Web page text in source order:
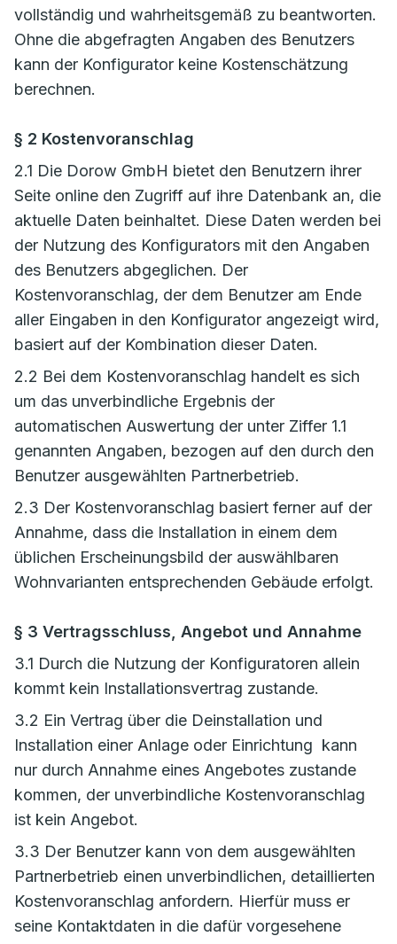
vollständig und wahrheitsgemäß zu beantworten.
Ohne die abgefragten Angaben des Benutzers
kann der Konfigurator keine Kostenschätzung
berechnen.
§ 2 Kostenvoranschlag
2.1 Die Dorow GmbH bietet den Benutzern ihrer
Seite online den Zugriff auf ihre Datenbank an, die
aktuelle Daten beinhaltet. Diese Daten werden bei
der Nutzung des Konfigurators mit den Angaben
des Benutzers abgeglichen. Der
Kostenvoranschlag, der dem Benutzer am Ende
aller Eingaben in den Konfigurator angezeigt wird,
basiert auf der Kombination dieser Daten.
2.2 Bei dem Kostenvoranschlag handelt es sich
um das unverbindliche Ergebnis der
automatischen Auswertung der unter Ziffer 1.1
genannten Angaben, bezogen auf den durch den
Benutzer ausgewählten Partnerbetrieb.
2.3 Der Kostenvoranschlag basiert ferner auf der
Annahme, dass die Installation in einem dem
üblichen Erscheinungsbild der auswählbaren
Wohnvarianten entsprechenden Gebäude erfolgt.
§ 3 Vertragsschluss, Angebot und Annahme
3.1 Durch die Nutzung der Konfiguratoren allein
kommt kein Installationsvertrag zustande.
3.2 Ein Vertrag über die Deinstallation und
Installation einer Anlage oder Einrichtung kann
nur durch Annahme eines Angebotes zustande
kommen, der unverbindliche Kostenvoranschlag
ist kein Angebot.
3.3 Der Benutzer kann von dem ausgewählten
Partnerbetrieb einen unverbindlichen, detaillierten
Kostenvoranschlag anfordern. Hierfür muss er
seine Kontaktdaten in die dafür vorgesehene